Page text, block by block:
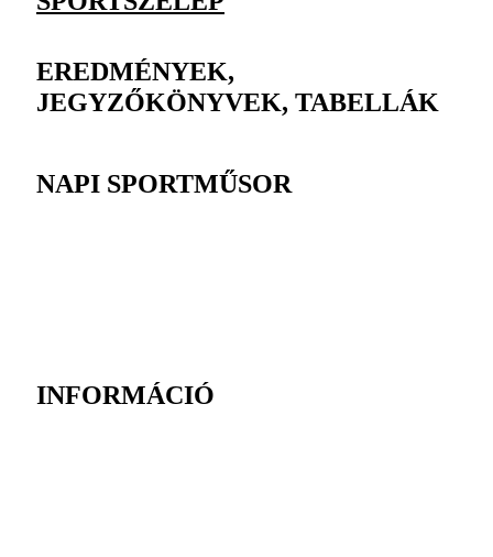
EREDMÉNYEK,
JEGYZŐKÖNYVEK, TABELLÁK
NAPI SPORTMŰSOR
INFORMÁCIÓ